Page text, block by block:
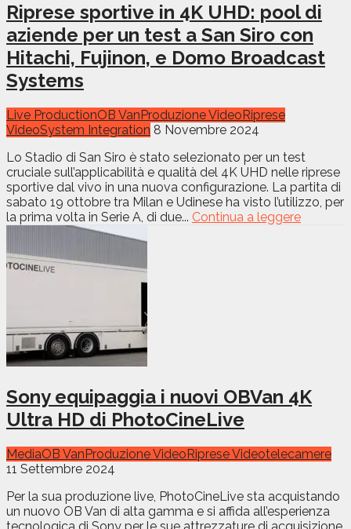
Riprese sportive in 4K UHD: pool di
aziende per un test a San Siro con
Hitachi, Fujinon, e Domo Broadcast
Systems
Live ProductionOB VanProduzione VideoRiprese
VideoSystem Integration 8 Novembre 2024
Lo Stadio di San Siro è stato selezionato per un test
cruciale sull’applicabilità e qualità del 4K UHD nelle riprese
sportive dal vivo in una nuova configurazione. La partita di
sabato 19 ottobre tra Milan e Udinese ha visto l’utilizzo, per
la prima volta in Serie A, di due... Continua a leggere
Sony equipaggia i nuovi OBVan 4K
Ultra HD di PhotoCineLive
MediaOB VanProduzione VideoRiprese Videotelecamere
11 Settembre 2024
Per la sua produzione live, PhotoCineLive sta acquistando
un nuovo OB Van di alta gamma e si affida all’esperienza